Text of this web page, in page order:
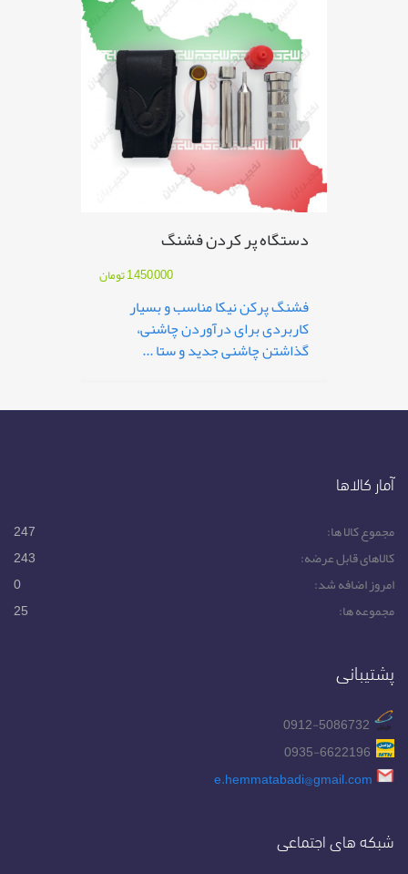
دستگاه پر کردن فشنگ
1,450,000تومان
فشنگ پرکن نیکا مناسب و بسیار
کاربردی برای درآوردن چاشنی،
گذاشتن چاشنی جدید و ستا ...
آمار کالاها
مجموع کالا ها:
247
کالاهای قابل عرضه:
243
امروز اضافه شد:
0
مجموعه ها:
25
پشتیبانی
e.hemmatabadi@gmail.com
شبکه های اجتماعی